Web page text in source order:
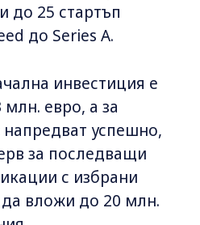
до 25 стартъп
до Series A.
инвестиция е
евро, а за
успешно,
за последващи
с избрани
вложи до 20 млн.